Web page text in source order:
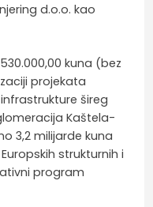
d.o.o. kao
kuna (bez
projekata
šireg
Kaštela-
3,2 milijarde kuna
strukturnih i
program